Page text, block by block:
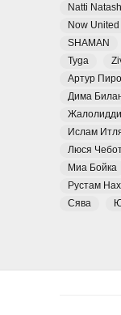
Natti
Now United
SHAMAN
Tyga
Артур
Дима
Ислам
Люся
Миа Бойка
Рустам
Сява